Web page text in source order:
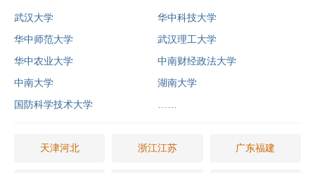
武汉大学 华中科技大学
华中师范大学 武汉理工大学
华中农业大学 中南财经政法大学
中南大学 湖南大学
国防科学技术大学 ……
天津河北 浙江江苏 广东福建